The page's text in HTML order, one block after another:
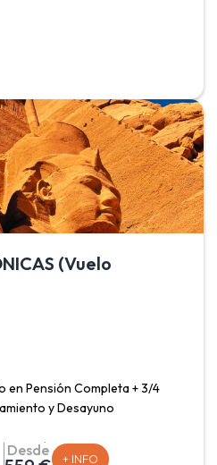
Templo de Edfu, Templo
y un paseo en velero
visita imprescindible al recinto
(Vuelo
en Pensión Completa + 3/4
y Desayuno
y Sábado.
Desde + INFO